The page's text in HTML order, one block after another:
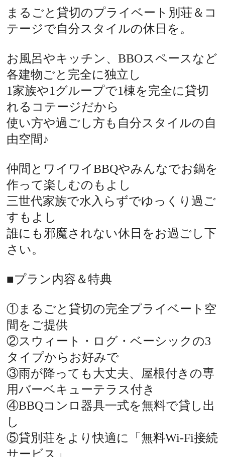
まるごと貸切のプライベート別荘＆コ
テージで自分スタイルの休日を。
お風呂やキッチン、BBOスペースなど
各建物ごと完全に独立し
1家族や1グループで1棟を完全に貸切
れるコテージだから
使い方や過ごし方も自分スタイルの自
由空間♪
仲間とワイワイBBQやみんなでお鍋を
作って楽しむのもよし
三世代家族で水入らずでゆっくり過ご
すもよし
誰にも邪魔されない休日をお過ごし下
さい。
■プラン内容＆特典
①まるごと貸切の完全プライベート空
間をご提供
②スウィート・ログ・ベーシックの3
タイプからお好みで
③雨が降っても大丈夫、屋根付きの専
用バーベキューテラス付き
④BBQコンロ器具一式を無料で貸し出
し
⑤貸別荘をより快適に「無料Wi-Fi接続
サービス」